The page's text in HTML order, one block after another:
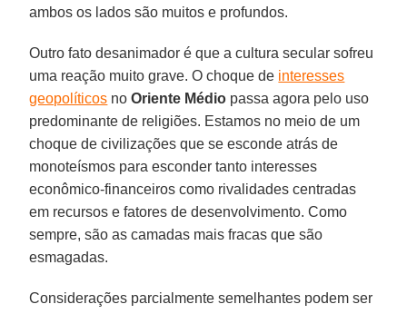
ambos os lados são muitos e profundos.
Outro fato desanimador é que a cultura secular sofreu
uma reação muito grave. O choque de interesses
geopolíticos noOriente Médio passa agora pelo uso
predominante de religiões. Estamos no meio de um
choque de civilizações que se esconde atrás de
monoteísmos para esconder tanto interesses
econômico-financeiros como rivalidades centradas
em recursos e fatores de desenvolvimento. Como
sempre, são as camadas mais fracas que são
esmagadas.
Considerações parcialmente semelhantes podem ser